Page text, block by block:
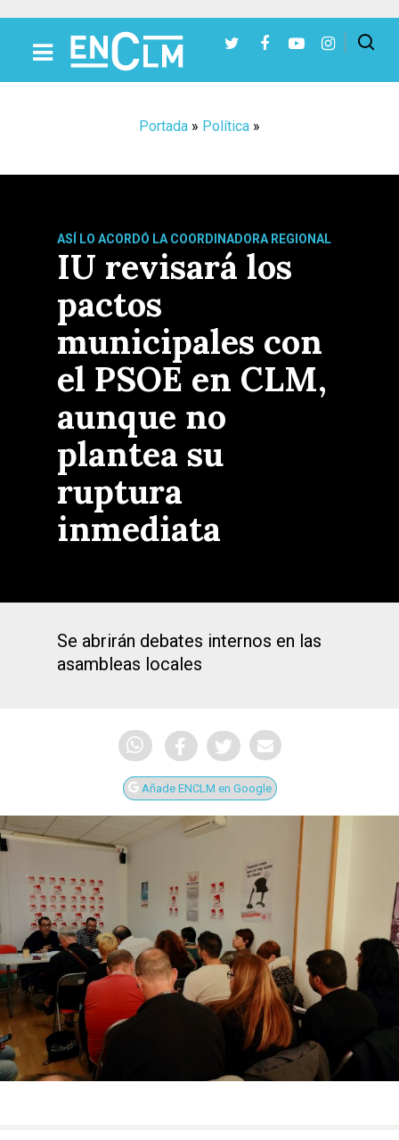
Portada » Política »
ASÍ LO ACORDÓ LA COORDINADORA REGIONAL
IU revisará los
pactos
municipales con
el PSOE en CLM,
aunque no
plantea su
ruptura
inmediata
Se abrirán debates internos en las
asambleas locales
Añade ENCLM en Google